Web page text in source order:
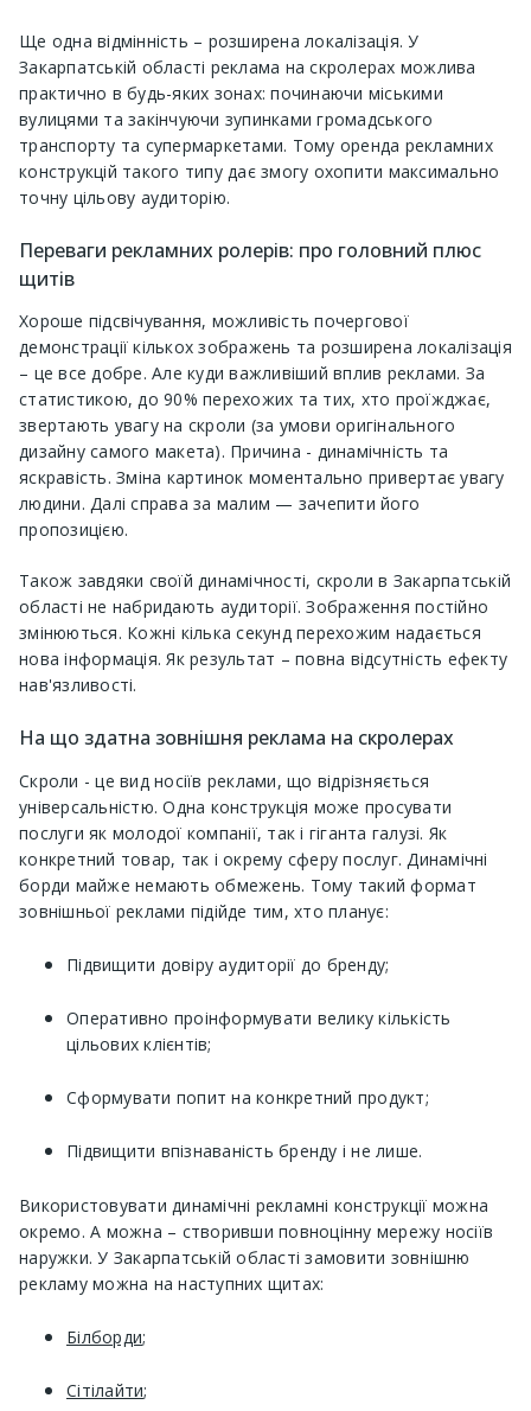
Ще одна відмінність – розширена локалізація. У
Закарпатській області реклама на скролерах можлива
практично в будь-яких зонах: починаючи міськими
вулицями та закінчуючи зупинками громадського
транспорту та супермаркетами. Тому оренда рекламних
конструкцій такого типу дає змогу охопити максимально
точну цільову аудиторію.
Переваги рекламних ролерів: про головний плюс
щитів
Хороше підсвічування, можливість почергової
демонстрації кількох зображень та розширена локалізація
– це все добре. Але куди важливіший вплив реклами. За
статистикою, до 90% перехожих та тих, хто проїжджає,
звертають увагу на скроли (за умови оригінального
дизайну самого макета). Причина - динамічність та
яскравість. Зміна картинок моментально привертає увагу
людини. Далі справа за малим — зачепити його
пропозицією.
Також завдяки своїй динамічності, скроли в Закарпатській
області не набридають аудиторії. Зображення постійно
змінюються. Кожні кілька секунд перехожим надається
нова інформація. Як результат – повна відсутність ефекту
нав'язливості.
На що здатна зовнішня реклама на скролерах
Скроли - це вид носіїв реклами, що відрізняється
універсальністю. Одна конструкція може просувати
послуги як молодої компанії, так і гіганта галузі. Як
конкретний товар, так і окрему сферу послуг. Динамічні
борди майже немають обмежень. Тому такий формат
зовнішньої реклами підійде тим, хто планує:
Підвищити довіру аудиторії до бренду;
Оперативно проінформувати велику кількість
цільових клієнтів;
Сформувати попит на конкретний продукт;
Підвищити впізнаваність бренду і не лише.
Використовувати динамічні рекламні конструкції можна
окремо. А можна – створивши повноцінну мережу носіїв
наружки. У Закарпатській області замовити зовнішню
рекламу можна на наступних щитах:
Білборди;
Сітілайти;